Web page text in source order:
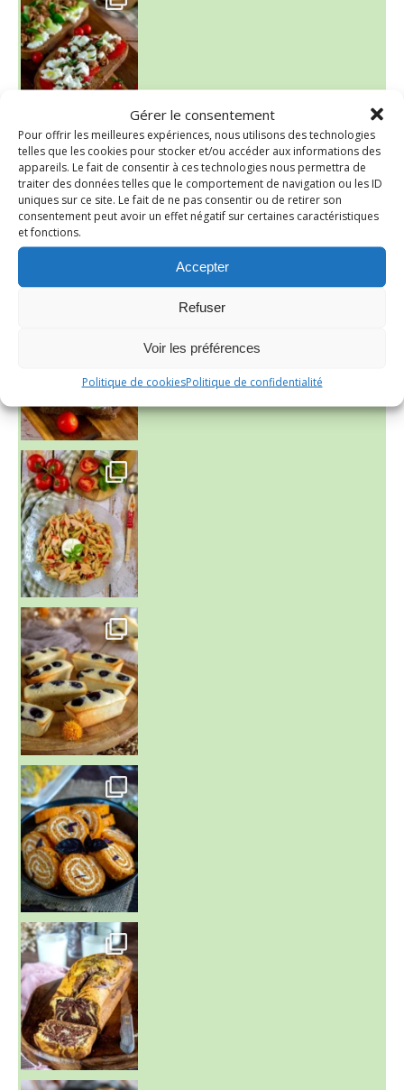
Gérer le consentement
Pour offrir les meilleures expériences, nous utilisons des technologies
telles que les cookies pour stocker et/ou accéder aux informations des
appareils. Le fait de consentir à ces technologies nous permettra de
traiter des données telles que le comportement de navigation ou les ID
uniques sur ce site. Le fait de ne pas consentir ou de retirer son
consentement peut avoir un effet négatif sur certaines caractéristiques
et fonctions.
Accepter
Refuser
Voir les préférences
Politique de cookiesPolitique de confidentialité
~ NICE CREAM À LA FRAISE ~
Presque un mois que
~ SALADE DE PÂTES AUX DEUX TOMATES THON ET BURRA
~ FINANCIERS MYRTILLES ET CITRON ~
Aujourd'hu